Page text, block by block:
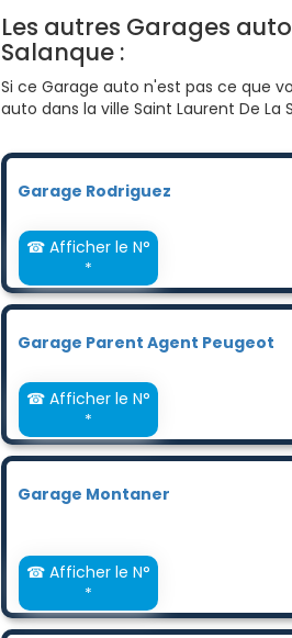
Les autres Garages
Salanque :
Si ce Garage auto n'est pas ce que
auto dans la ville Saint Laurent De La
Garage Rodriguez
☎ Afficher le N°
*
Garage Parent Agent Peugeot
☎ Afficher le N°
*
Garage Montaner
☎ Afficher le N°
*